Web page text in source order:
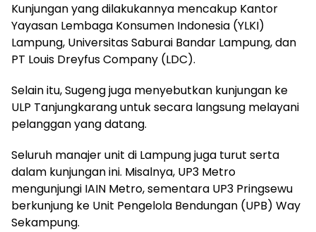
Kunjungan yang dilakukannya mencakup Kantor
Yayasan Lembaga Konsumen Indonesia (YLKI)
Lampung, Universitas Saburai Bandar Lampung, dan
PT Louis Dreyfus Company (LDC).
Selain itu, Sugeng juga menyebutkan kunjungan ke
ULP Tanjungkarang untuk secara langsung melayani
pelanggan yang datang.
Seluruh manajer unit di Lampung juga turut serta
dalam kunjungan ini. Misalnya, UP3 Metro
mengunjungi IAIN Metro, sementara UP3 Pringsewu
berkunjung ke Unit Pengelola Bendungan (UPB) Way
Sekampung.